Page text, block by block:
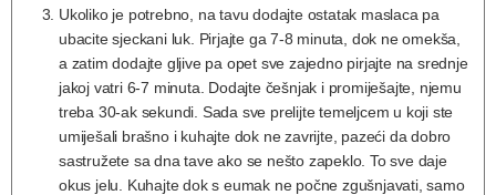
Ukoliko je potrebno, na tavu dodajte ostatak maslaca pa
ubacite sjeckani luk. Pirjajte ga 7-8 minuta, dok ne omekša,
a zatim dodajte gljive pa opet sve zajedno pirjajte na srednje
jakoj vatri 6-7 minuta. Dodajte češnjak i promiješajte, njemu
treba 30-ak sekundi. Sada sve prelijte temeljcem u koji ste
umiješali brašno i kuhajte dok ne zavrijte, pazeći da dobro
sastružete sa dna tave ako se nešto zapeklo. To sve daje
okus jelu. Kuhajte dok s eumak ne počne zgušnjavati, samo